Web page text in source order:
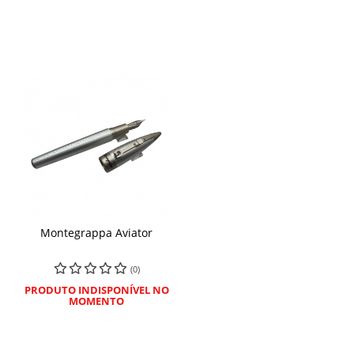
Montegrappa Aviator
(0)
PRODUTO INDISPONÍVEL NO
MOMENTO